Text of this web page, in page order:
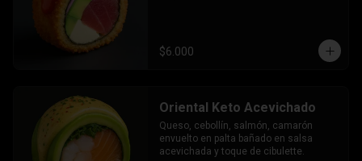
$6.000
Oriental Keto Acevichado
Queso, cebollín, salmón, camarón
envuelto en palta bañado en salsa
acevichada y toque de cibulette.